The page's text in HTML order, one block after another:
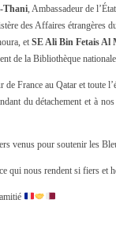
Thani, Ambassadeur de
des Affaires étrangères
et SE Ali Bin Fetais Al
de la Bibliothèque
de France au Qatar et toute
du détachement et à
venus pour soutenir les
qui nous rendent si fiers et